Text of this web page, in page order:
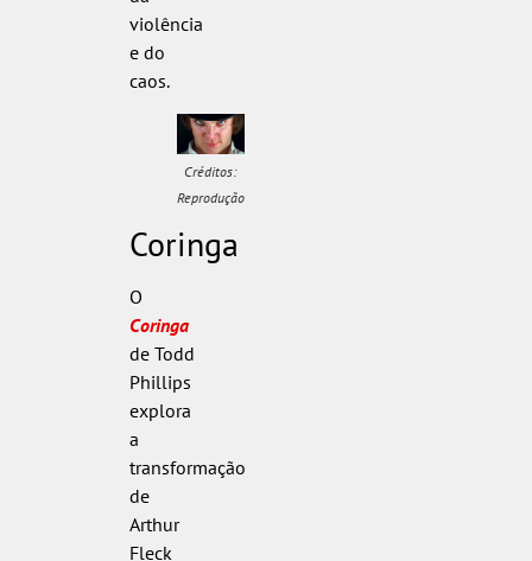
violência
e do
caos.
Créditos:
Reprodução
Coringa
O
Coringa
de Todd
Phillips
explora
a
transformação
de
Arthur
Fleck